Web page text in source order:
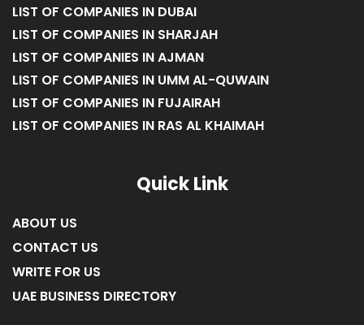
LIST OF COMPANIES IN DUBAI
LIST OF COMPANIES IN SHARJAH
LIST OF COMPANIES IN AJMAN
LIST OF COMPANIES IN UMM AL-QUWAIN
LIST OF COMPANIES IN FUJAIRAH
LIST OF COMPANIES IN RAS AL KHAIMAH
Quick Link
ABOUT US
CONTACT US
WRITE FOR US
UAE BUSINESS DIRECTORY